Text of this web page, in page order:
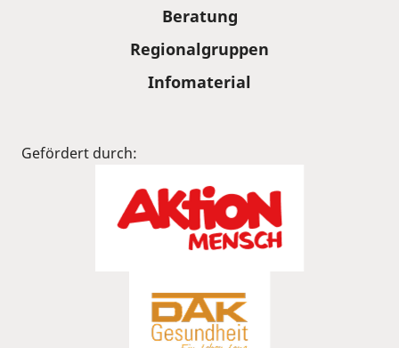
Beratung
Regionalgruppen
Infomaterial
Gefördert durch: